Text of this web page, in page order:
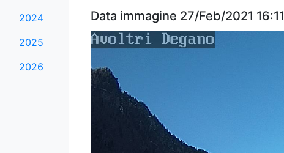
2024
2025
2026
Data immagine 27/Feb/2021 16:11